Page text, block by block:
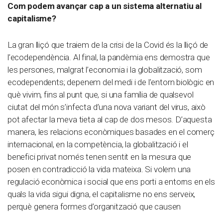
Com podem avançar cap a un sistema alternatiu al
capitalisme?
La gran lliçó que traiem de la crisi de la Covid és la lliçó de
l’ecodependència. Al final, la pandèmia ens demostra que
les persones, malgrat l’economia i la globalització, som
ecodependents; depenem del medi i de l’entorn biològic en
què vivim, fins al punt que, si una família de qualsevol
ciutat del món s’infecta d’una nova variant del virus, això
pot afectar la meva tieta al cap de dos mesos. D’aquesta
manera, les relacions econòmiques basades en el comerç
internacional, en la competència, la globalització i el
benefici privat només tenen sentit en la mesura que
posen en contradicció la vida mateixa. Si volem una
regulació econòmica i social que ens porti a entorns en els
quals la vida sigui digna, el capitalisme no ens serveix,
perquè genera formes d’organització que causen